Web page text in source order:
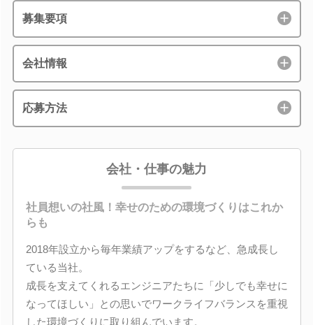
募集要項
会社情報
応募方法
会社・仕事の魅力
社員想いの社風！幸せのための環境づくりはこれか
らも
2018年設立から毎年業績アップをするなど、急成長し
ている当社。
成長を支えてくれるエンジニアたちに「少しでも幸せに
なってほしい」との思いでワークライフバランスを重視
した環境づくりに取り組んでいます。